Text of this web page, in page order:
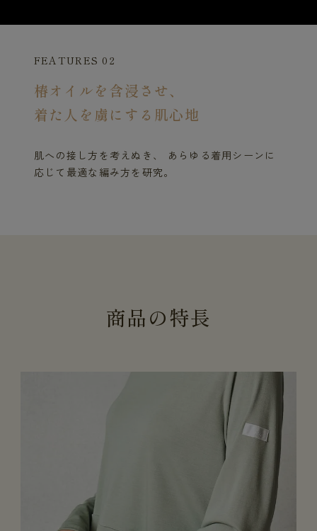
FEATURES 02
椿オイルを含浸させ、
着た人を虜にする肌心地
肌への接し方を考えぬき、 あらゆる着用シーンに
応じて最適な編み方を研究。
商品の特長